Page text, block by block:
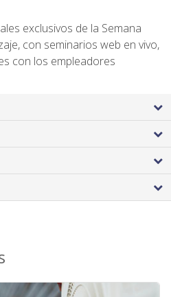
exclusivos de la Semana
con seminarios web en vivo,
con los empleadores